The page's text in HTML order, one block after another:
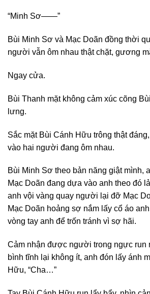
“Minh Sơ——”
Bùi Minh Sơ và Mạc Doãn đồng thời
người vẫn ôm nhau thật chặt, gương
Ngay cửa.
Bùi Thanh mặt không cảm xúc cõng
lưng.
Sắc mặt Bùi Cánh Hữu trông thật
vào hai người đang ôm nhau.
Bùi Minh Sơ theo bản năng giật mình,
Mạc Doãn đang dựa vào anh theo đó
anh vội vàng quay người lại đỡ Mạc
Mạc Doãn hoảng sợ nắm lấy cổ áo
vòng tay anh để trốn tránh vì sợ hãi.
Cảm nhận được người trong ngực run
bình tĩnh lại không ít, anh đón lấy ánh
Hữu, “Cha…”